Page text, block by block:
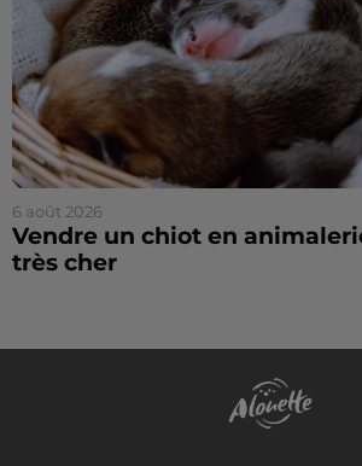
6 août 2026
Vendre un chiot en
très cher